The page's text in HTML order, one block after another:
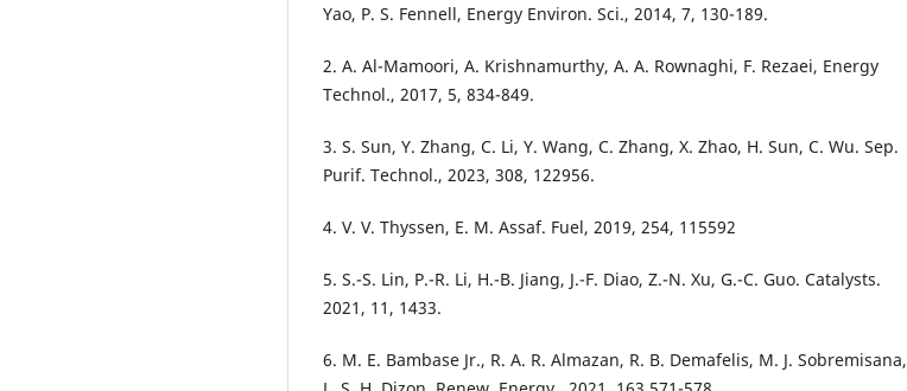
Yao, P. S. Fennell, Energy Environ. Sci., 2014, 7, 130-189.
2. A. Al-Mamoori, A. Krishnamurthy, A. A. Rownaghi, F. Rezaei, Energy
Technol., 2017, 5, 834-849.
3. S. Sun, Y. Zhang, C. Li, Y. Wang, C. Zhang, X. Zhao, H. Sun, C. Wu. Sep.
Purif. Technol., 2023, 308, 122956.
4. V. V. Thyssen, E. M. Assaf. Fuel, 2019, 254, 115592
5. S.-S. Lin, P.-R. Li, H.-B. Jiang, J.-F. Diao, Z.-N. Xu, G.-C. Guo. Catalysts.
2021, 11, 1433.
6. M. E. Bambase Jr., R. A. R. Almazan, R. B. Demafelis, M. J. Sobremisana,